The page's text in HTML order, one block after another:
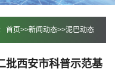
首页>>新闻动态>>泥巴动态
批西安市科普示范基